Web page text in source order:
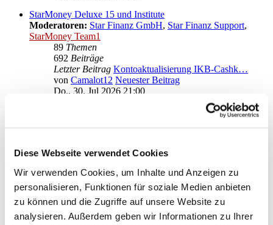
Diese Webseite verwendet Cookies
Wir verwenden Cookies, um Inhalte und Anzeigen zu
personalisieren, Funktionen für soziale Medien anbieten
zu können und die Zugriffe auf unsere Website zu
analysieren. Außerdem geben wir Informationen zu Ihrer
StarMoney Deluxe 15 und Institute
Moderatoren: Star Finanz GmbH, Star Finanz Support,
StarMoney Team1
89 Themen
692 Beiträge
Letzter Beitrag Kontoaktualisierung IKB-Cashk…
von Camalot12 Neuester Beitrag
Do., 30. Jul 2026 21:00
Anregungen und Wünsche zu StarMoney Deluxe 15
Star Finanz GmbH
↳ Ankündigungen der Star Finanz GmbH
↳ Inhalte OnlineUpdates (Produktaktualisierungen)
StarMoney Deluxe 15